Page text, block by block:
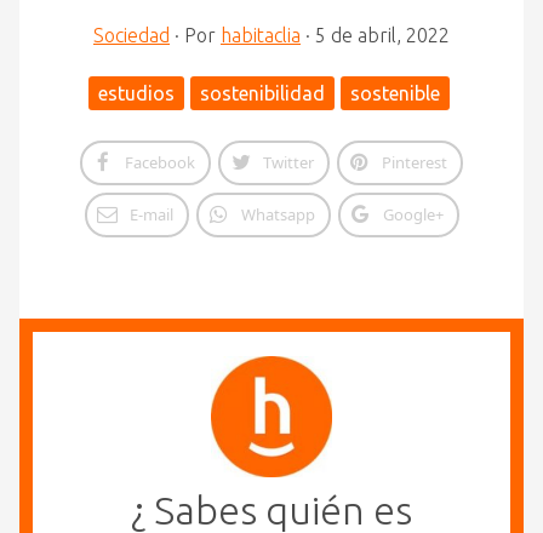
Sociedad · Por habitaclia · 5 de abril, 2022
estudios sostenibilidad sostenible
Facebook Twitter Pinterest
E-mail Whatsapp Google+
¿ Sabes quién es